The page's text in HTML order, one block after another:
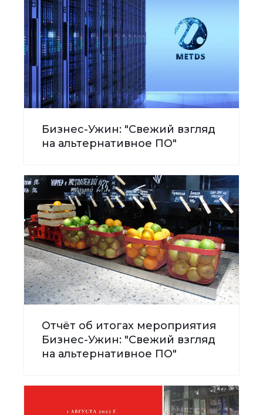
Бизнес-Ужин: "Свежий взгляд
на альтернативное ПО"
Отчёт об итогах мероприятия
Бизнес-Ужин: "Свежий взгляд
на альтернативное ПО"